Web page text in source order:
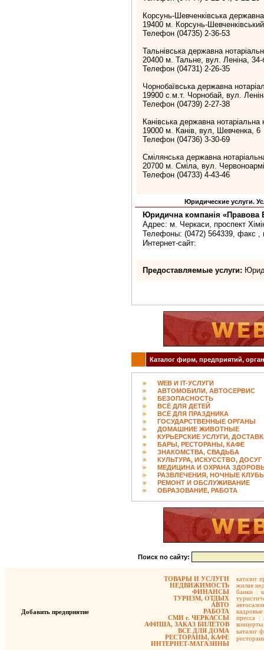
Корсунь-Шевченківська
19400 м. Корсунь-
Телефон (04735) 2-36-53
Тальнівська державна
20400 м. Тальне, вул. Леніна, 34-
Телефон (04731) 2-26-35
Чорнобаївська державна
19900 с.м.т. Чорнобай, вул.
Телефон (04739) 2-27-38
Канівська державна нотаріальна
19000 м. Канів, вул, Шевченка, 6
Телефон (04736) 3-30-69
Смілянська державна
20700 м. Сміла, вул.
Телефон (04733) 4-43-46
Юридические услуги.
Юридична компанія «Правова
Адрес: м. Черкаси, проспект
Телефоны: (0472) 564339, факс ,
Интернет-сайт:
Предоставляемые услуги:
Каталог фирм, предприятий,
WEB И IT-УСЛУГИ
АВТОМОБИЛИ, АВТОСЕРВИС
БЕЗОПАСНОСТЬ
ВСЁ ДЛЯ ДЕТЕЙ
ВСЁ ДЛЯ ПРАЗДНИКА
ГОСУДАРСТВЕННЫЕ ОРГАНЫ
ДОМАШНИЕ ЖИВОТНЫЕ
КУРЬЕРСКИЕ УСЛУГИ,
БАРЫ, РЕСТОРАНЫ, КАФЕ
ЗНАКОМСТВА, СВАДЬБА
КУЛЬТУРА, ИСКУССТВО, ДОСУГ
МЕДИЦИНА И ОХРАНА
РАЗВЛЕЧЕНИЯ, НОЧНЫЕ
РЕМОНТ И ОБСЛУЖИВАНИЕ
ОБРАЗОВАНИЕ, РАБОТА
Поиск по сайту:
Добавить предприятие
ТОВАРЫ И УСЛУГИ
НЕДВИЖИМОСТЬ
ФИНАНСЫ
ТУРИЗМ, ОТДЫХ
АВТО
РАБОТА
СМИ г. ЧЕРКАССЫ
АФИША, ЗАКАЗ БИЛЕТОВ
ВСЕ ДЛЯ ДОМА
РЕСТОРАНЫ, КАФЕ
ИНТЕРНЕТ-МАГАЗИНЫ
каталог
жилая
банки |
кадровые
пресса |
концерты
каталог